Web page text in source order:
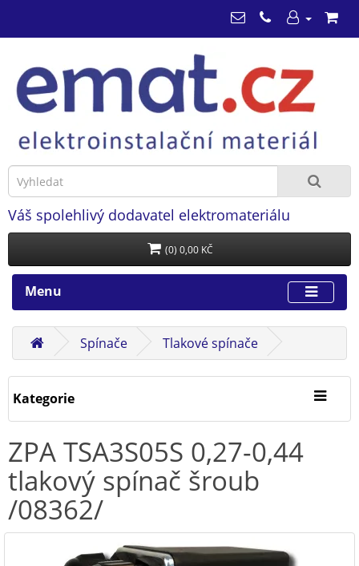
Váš spolehlivý dodavatel elektromateriálu
(0) 0,00 KČ
Menu
Spínače Tlakové spínače
Kategorie
ZPA TSA3S05S 0,27-0,44
tlakový spínač šroub
/08362/